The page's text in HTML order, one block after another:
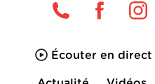
Écouter en direct